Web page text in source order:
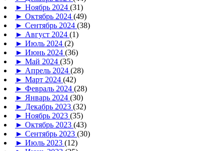
► Ноябрь 2024 (31)
► Октябрь 2024 (49)
► Сентябрь 2024 (38)
► Август 2024 (1)
► Июль 2024 (2)
► Июнь 2024 (36)
► Май 2024 (35)
► Апрель 2024 (28)
► Март 2024 (42)
► Февраль 2024 (28)
► Январь 2024 (30)
► Декабрь 2023 (32)
► Ноябрь 2023 (35)
► Октябрь 2023 (43)
► Сентябрь 2023 (30)
► Июль 2023 (12)